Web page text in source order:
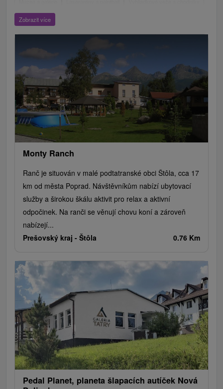
ZOO a zvieracie farmy
Hrady, zámky, zrúcaniny
Jazerá, plesá, vodné nádrže
Technické pamiatky
Vodopády
Drevené kostolíky
Jazda na koni
Túry a turistické chodníky
Kaštiele Horské chaty
Divadlá
Sakrálne miesta
Plte, rafting, splavy
Architektonické stavby
Lyžiarske strediská
Golfové ihriská
Motokárové dráhy
Amfiteátre a kiná v prírode
Vínne cesty Cyklotrasy
Zobrazit více
Monty Ranch
Ranč je situován v malé podtatranské obci Štôla, cca 17
km od města Poprad. Návštěvníkům nabízí ubytovací
služby a širokou škálu aktivit pro relax a aktivní
odpočinek. Na ranči se věnují chovu koní a zároveň
nabízejí...
Prešovský kraj - Štôla 0.76 Km
Pedal Planet, planeta šlapacích autíček Nová